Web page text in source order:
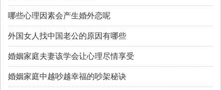
哪些心理因素会产生婚外恋呢
外国女人找中国老公的原因有哪些
婚姻家庭夫妻该学会让心理尽情享受
婚姻家庭中越吵越幸福的吵架秘诀